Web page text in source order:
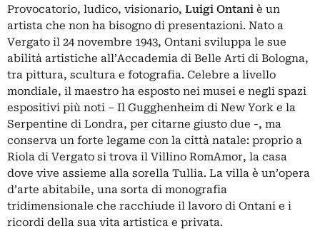
Provocatorio, ludico, visionario, Luigi Ontani è un
artista che non ha bisogno di presentazioni. Nato a
Vergato il 24 novembre 1943, Ontani sviluppa le sue
abilità artistiche all’Accademia di Belle Arti di Bologna,
tra pittura, scultura e fotografia. Celebre a livello
mondiale, il maestro ha esposto nei musei e negli spazi
espositivi più noti – Il Gugghenheim di New York e la
Serpentine di Londra, per citarne giusto due -, ma
conserva un forte legame con la città natale: proprio a
Riola di Vergato si trova il Villino RomAmor, la casa
dove vive assieme alla sorella Tullia. La villa è un’opera
d’arte abitabile, una sorta di monografia
tridimensionale che racchiude il lavoro di Ontani e i
ricordi della sua vita artistica e privata.